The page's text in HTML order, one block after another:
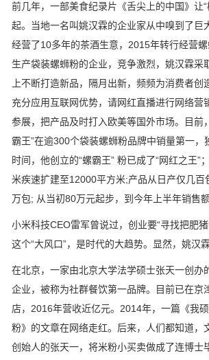
前几年，一部美食纪录片《舌尖上的中国》让
起。当地一名叫姚汉霖的企业家从中嗅到了巨
经营了10多年的茶酒生意，2015年转行经营
生产袋装螺蛳粉的企业，竞争激烈，姚汉霖采
上不断打造新品，隔月出新，频频为消费者创
充分应用互联网优势，请网红直播进行网络营
参展，把产品及时打入欧美等国外市场。目前
霸王”在逾300个袋装螺蛳粉品牌中销量第一，
时间，他创立的“螺霸王” 粉已成了“网红之王”
米疾速扩建至12000平方米;产品从日产仅几百
万包; 从当初80万元起步，到今年上半年销售额
小米科技CEO雷军曾说过，创业要“寻找把肥猪
这个“大风口”，是时代的大趋势。显然，姚汉
在北京，一家由北京大学法学硕士张天一创办
企业，被称为社群餐饮第一品牌。目前已在京
店，2016年营收近亿元。2014年，一篇《我
粉》的文章在网络走红。后来，人们都知道，
创始人的张天一，将米粉小买卖做成了连博士